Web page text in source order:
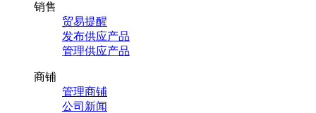
销售
贸易提醒
发布供应产品
管理供应产品
商铺
管理商铺
公司新闻